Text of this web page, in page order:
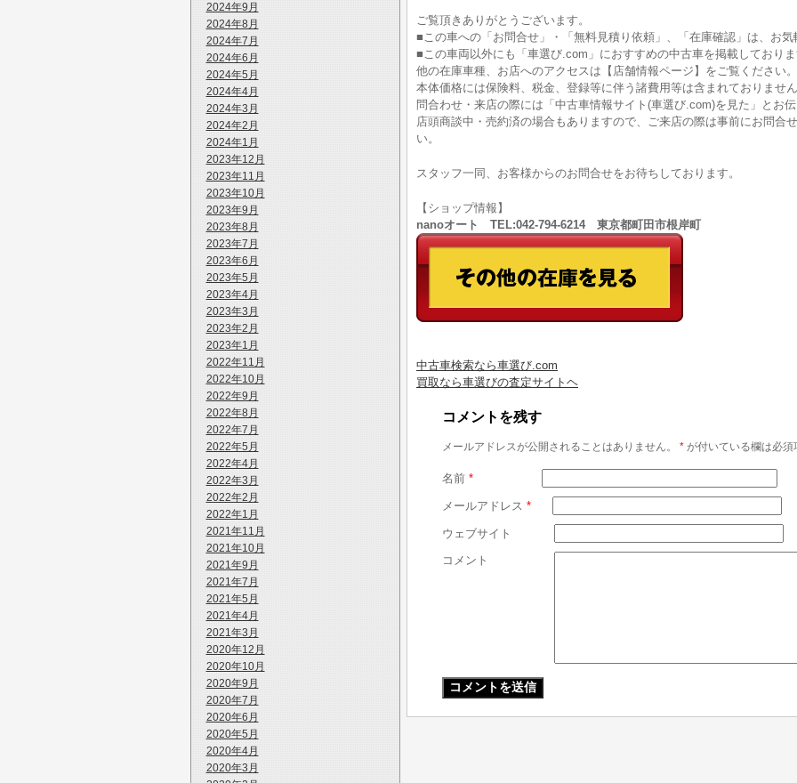
2024年9月
2024年8月
2024年7月
2024年6月
2024年5月
2024年4月
2024年3月
2024年2月
2024年1月
2023年12月
2023年11月
2023年10月
2023年9月
2023年8月
2023年7月
2023年6月
2023年5月
2023年4月
2023年3月
2023年2月
2023年1月
2022年11月
2022年10月
2022年9月
2022年8月
2022年7月
2022年5月
2022年4月
2022年3月
2022年2月
2022年1月
2021年11月
2021年10月
2021年9月
2021年7月
2021年5月
2021年4月
2021年3月
2020年12月
2020年10月
2020年9月
2020年7月
2020年6月
2020年5月
2020年4月
2020年3月
ご覧頂きありがとうございます。
■この車への「お問合せ」・「無料見積り依頼」、「在庫確認」は、お気
■この車両以外にも「車選び.com」におすすめの中古車を掲載しており
他の在庫車種、お店へのアクセスは【店舗情報ページ】をご覧ください。
本体価格には保険料、税金、登録等に伴う諸費用等は含まれておりませ
問合わせ・来店の際には「中古車情報サイト(車選び.com)を見た」とお
店頭商談中・売約済の場合もありますので、ご来店の際は事前にお問合
い。
スタッフ一同、お客様からのお問合せをお待ちしております。
【ショップ情報】
nanoオート TEL:042-794-6214 東京都町田市根岸町
中古車検索なら車選び.com
買取なら車選びの査定サイトヘ
コメントを残す
メールアドレスが公開されることはありません。 * が付いている欄は必須
名前 *
メールアドレス *
ウェブサイト
コメント